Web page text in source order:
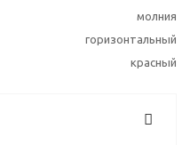
молния
горизонтальный
красный